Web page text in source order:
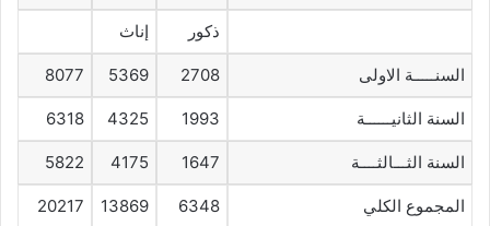
ذكور إناث
السنـــــة الاولى 2708
5369
8077
السنة الثانيــــــة 1993
4325
6318
السنة الثـــالثــــة 1647
4175
5822
المجموع الكلي 6348
13869
20217